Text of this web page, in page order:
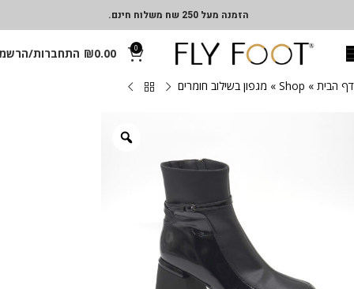
הזמנה מעל 250 שח משלוח חינם.
0
₪0.00 התחברות/
דף הבית »
Shop
» מגפון בשילוב חומרים